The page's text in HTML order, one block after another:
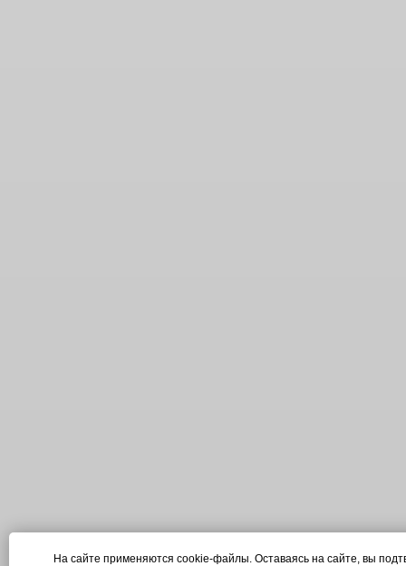
На сайте применяются cookie-файлы. Оставаясь на сайте, вы